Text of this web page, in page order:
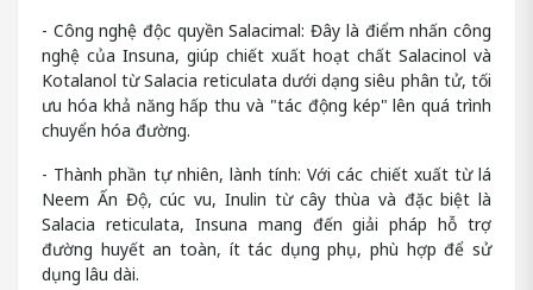
- Công nghệ độc quyền Salacimal: Đây là điểm nhấn công
nghệ của Insuna, giúp chiết xuất hoạt chất Salacinol và
Kotalanol từ Salacia reticulata dưới dạng siêu phân tử, tối
ưu hóa khả năng hấp thu và "tác động kép" lên quá trình
chuyển hóa đường.
- Thành phần tự nhiên, lành tính: Với các chiết xuất từ lá
Neem Ấn Độ, cúc vu, Inulin từ cây thùa và đặc biệt là
Salacia reticulata, Insuna mang đến giải pháp hỗ trợ
đường huyết an toàn, ít tác dụng phụ, phù hợp để sử
dụng lâu dài.